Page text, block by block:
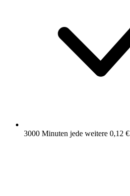
3000 Minuten jede weitere 0,12 €